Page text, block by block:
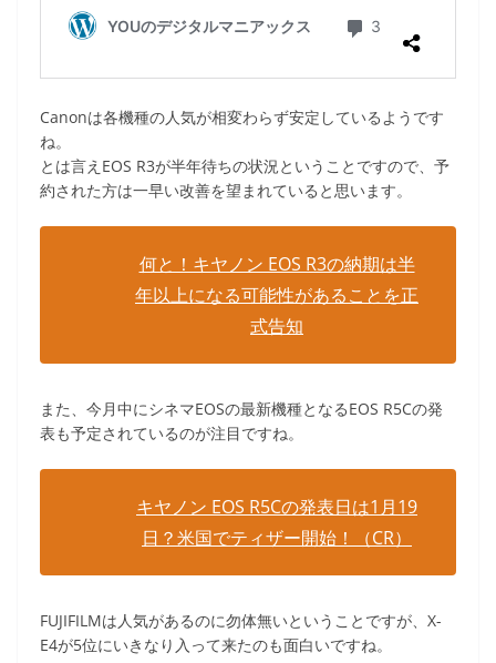
Canonは各機種の人気が相変わらず安定しているようです
ね。
とは言えEOS R3が半年待ちの状況ということですので、予
約された方は一早い改善を望まれていると思います。
何と！キヤノン EOS R3の納期は半
年以上になる可能性があることを正
式告知
また、今月中にシネマEOSの最新機種となるEOS R5Cの発
表も予定されているのが注目ですね。
キヤノン EOS R5Cの発表日は1月19
日？米国でティザー開始！（CR）
FUJIFILMは人気があるのに勿体無いということですが、X-
E4が5位にいきなり入って来たのも面白いですね。